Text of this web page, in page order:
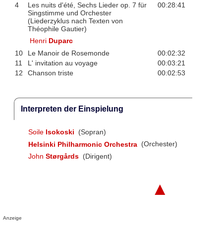
4
Les nuits d'été, Sechs Lieder op. 7 für
Singstimme und Orchester
(Liederzyklus nach Texten von
Théophile Gautier)
00:28:41
Henri Duparc
10
Le Manoir de Rosemonde
00:02:32
11
L' invitation au voyage
00:03:21
12
Chanson triste 00:02:53
Interpreten der Einspielung
Soile Isokoski
(Sopran)
Helsinki Philharmonic Orchestra (Orchester)
John Størgårds (Dirigent)
▲
Anzeige